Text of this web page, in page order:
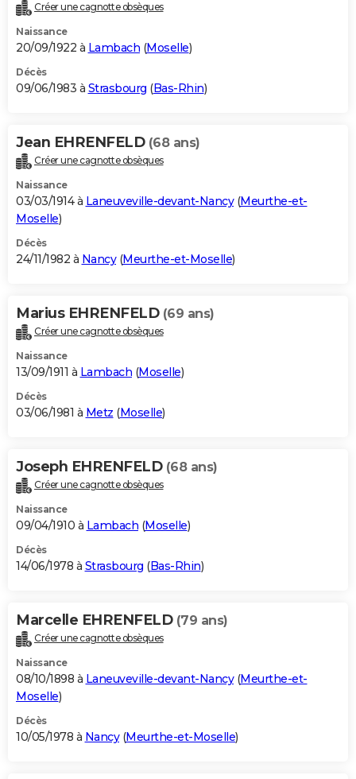
Créer une cagnotte obsèques
Naissance
20/09/1922 à Lambach (Moselle)
Décès
09/06/1983 à Strasbourg (Bas-Rhin)
Jean EHRENFELD (68 ans)
Créer une cagnotte obsèques
Naissance
03/03/1914 à Laneuveville-devant-Nancy(Meurthe-et-
Moselle)
Décès
24/11/1982 à Nancy(Meurthe-et-Moselle)
Marius EHRENFELD (69 ans)
Créer une cagnotte obsèques
Naissance
13/09/1911 à Lambach (Moselle)
Décès
03/06/1981 à Metz (Moselle)
Joseph EHRENFELD (68 ans)
Créer une cagnotte obsèques
Naissance
09/04/1910 à Lambach (Moselle)
Décès
14/06/1978 à Strasbourg (Bas-Rhin)
Marcelle EHRENFELD (79 ans)
Créer une cagnotte obsèques
Naissance
08/10/1898 à Laneuveville-devant-Nancy(Meurthe-et-
Moselle)
Décès
10/05/1978 à Nancy(Meurthe-et-Moselle)